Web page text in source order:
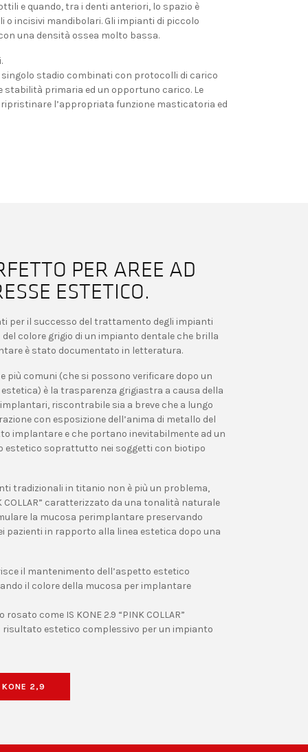
e quando, tra i denti anteriori, lo spazio è
incisivi mandibolari. Gli impianti di piccolo
una densità ossea molto bassa.
stadio combinati con protocolli di carico
primaria ed un opportuno carico. Le
l’appropriata funzione masticatoria ed
PER AREE AD
ESTETICO.
per il successo del trattamento degli impianti
colore grigio di un impianto dentale che brilla
è stato documentato in letteratura.
più comuni (che si possono verificare dopo un
è la trasparenza grigiastra a causa della
riscontrabile sia a breve che a lungo
con esposizione dell’anima di metallo del
implantare e che portano inevitabilmente ad un
estetico soprattutto nei soggetti con biotipo
tradizionali in titanio non è più un problema,
COLLAR” caratterizzato da una tonalità naturale
la mucosa perimplantare preservando
pazienti in rapporto alla linea estetica dopo una
il mantenimento dell’aspetto estetico
il colore della mucosa per implantare
come IS KONE 2.9 “PINK COLLAR”
estetico complessivo per un impianto
KONE 2,9